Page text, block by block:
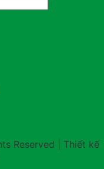
Reserved | Thiết kế